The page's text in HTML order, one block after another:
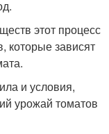
этот процесс
которые зависят
и условия,
урожай томатов